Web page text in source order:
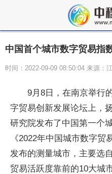
中国首个城市数字贸易指
时间：2022-09-09 08:50:04 来源：
9月8日，在南京举行
字贸易创新发展论坛上，
研究院发布了中国第一
《2022年中国城市数字
发布的测量城市，主要选
贸易活跃度靠前的10大城